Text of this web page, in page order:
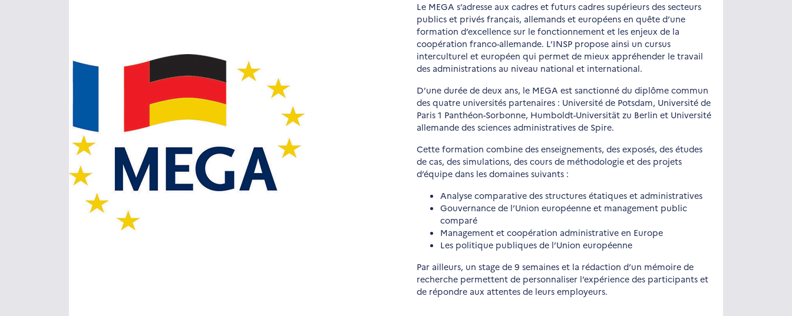
Le MEGA s’adresse aux cadres et futurs cadres supérieurs des secteurs
publics et privés français, allemands et européens en quête d’une
formation d’excellence sur le fonctionnement et les enjeux de la
coopération franco-allemande. L’INSP propose ainsi un cursus
interculturel et européen qui permet de mieux appréhender le travail
des administrations au niveau national et international.
D’une durée de deux ans, le MEGA est sanctionné du diplôme commun
des quatre universités partenaires : Université de Potsdam, Université de
Paris 1 Panthéon-Sorbonne, Humboldt-Universität zu Berlin et Université
allemande des sciences administratives de Spire.
Cette formation combine des enseignements, des exposés, des études
de cas, des simulations, des cours de méthodologie et des projets
d’équipe dans les domaines suivants :
Analyse comparative des structures étatiques et administratives
Gouvernance de l’Union européenne et management public
comparé
Management et coopération administrative en Europe
Les politique publiques de l’Union européenne
Par ailleurs, un stage de 9 semaines et la rédaction d’un mémoire de
recherche permettent de personnaliser l’expérience des participants et
de répondre aux attentes de leurs employeurs.